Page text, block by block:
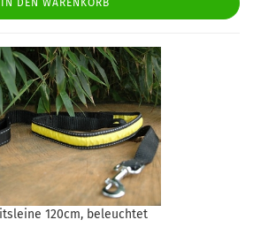
IN DEN WARENKORB
120cm, beleuchtet